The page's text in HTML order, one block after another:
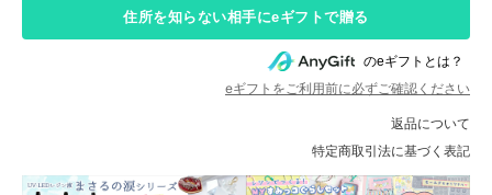
住所を知らない相手にeギフトで贈る
のeギフトとは？
eギフトをご利用前に必ずご確認ください
返品について
特定商取引法に基づく表記